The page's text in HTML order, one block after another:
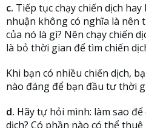
c. Tiếp tục chạy chiến dịch
nhuận không có nghĩa là nên
của nó là gì? Nên chạy chiến
là bỏ thời gian để tìm chiến
Khi bạn có nhiều chiến dịch,
nào đáng để bạn đầu tư thời
d. Hãy tự hỏi mình: làm sao
dịch? Có phần nào có thể